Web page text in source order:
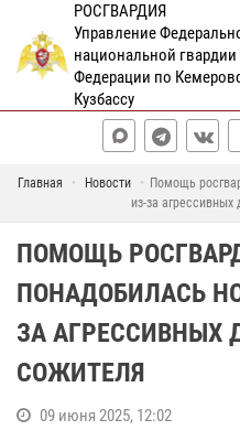
РОСГВАРДИЯ
Управление
национальной
Федерации по
Кузбассу
Главная Новости
Помощь
из-за
ПОМОЩЬ
ПОНАДОБИЛАСЬ
ЗА АГРЕССИВНЫХ
СОЖИТЕЛЯ
09 июня 2025, 12:02